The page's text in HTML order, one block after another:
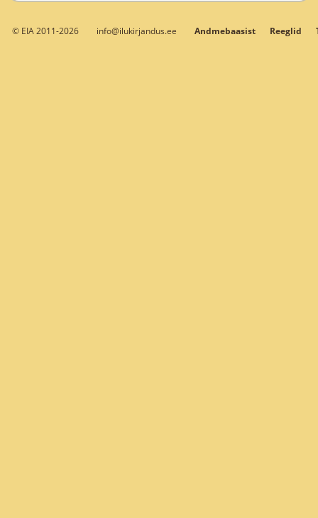
© EIA 2011-2026 info@ilukirjandus.ee Andmebaasist Reeglid